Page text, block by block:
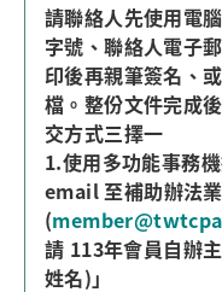
請聯絡人先使用電
字號、聯絡人電子
印後再親筆簽名、
檔。整份文件完成
交方式三擇一
1.使用多功能事務
email 至補助辦法
(
請 113年會員自辦
姓名)」